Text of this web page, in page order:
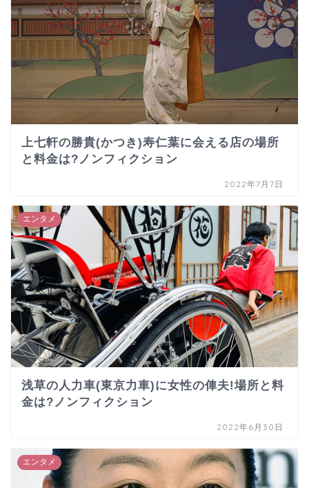
上七軒の勝貴(かつき)寿仁葉に会える店の場所
と料金は?ノンフィクション
2022年7月7日
エンタメ
浅草の人力車(東京力車)に女性の俥夫!場所と料
金は?ノンフィクション
2022年6月30日
エンタメ